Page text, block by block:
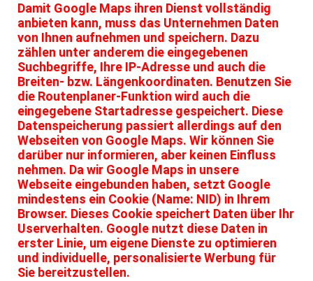
Damit Google Maps ihren Dienst vollständig
anbieten kann, muss das Unternehmen Daten
von Ihnen aufnehmen und speichern. Dazu
zählen unter anderem die eingegebenen
Suchbegriffe, Ihre IP-Adresse und auch die
Breiten- bzw. Längenkoordinaten. Benutzen Sie
die Routenplaner-Funktion wird auch die
eingegebene Startadresse gespeichert. Diese
Datenspeicherung passiert allerdings auf den
Webseiten von Google Maps. Wir können Sie
darüber nur informieren, aber keinen Einfluss
nehmen. Da wir Google Maps in unsere
Webseite eingebunden haben, setzt Google
mindestens ein Cookie (Name: NID) in Ihrem
Browser. Dieses Cookie speichert Daten über Ihr
Userverhalten. Google nutzt diese Daten in
erster Linie, um eigene Dienste zu optimieren
und individuelle, personalisierte Werbung für
Sie bereitzustellen.